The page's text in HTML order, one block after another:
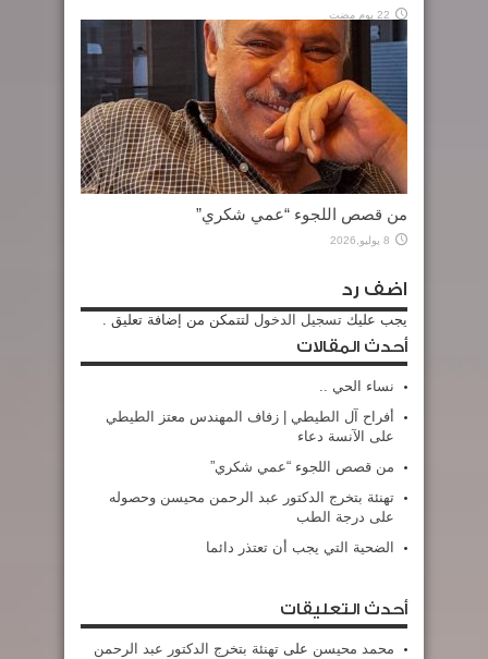
22 يوم مضت
من قصص اللجوء “عمي شكري”
8 يوليو,2026
اضف رد
يجب عليك تسجيل الدخول لتتمكن من إضافة تعليق .
أحدث المقالات
نساء الحي ..
أفراح آل الطيطي | زفاف المهندس معتز الطيطي
على الآنسة دعاء
من قصص اللجوء “عمي شكري”
تهنئة بتخرج الدكتور عبد الرحمن محيسن وحصوله
على درجة الطب
الضحية التي يجب أن تعتذر دائما
أحدث التعليقات
محمد محيسن على تهنئة بتخرج الدكتور عبد الرحمن